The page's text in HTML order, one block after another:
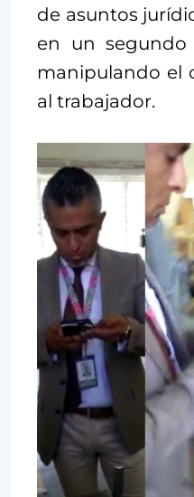
de asuntos
en un segundo
manipulando el
al trabajador.